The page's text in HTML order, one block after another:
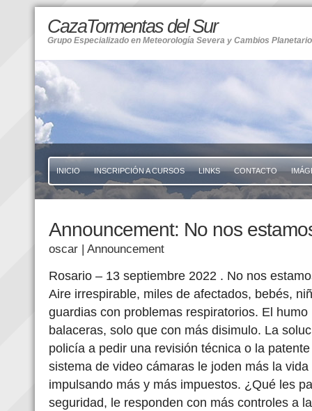
CazaTormentas del Sur
Grupo Especializado en Meteorología Severa y Cambios
INICIO INSCRIPCIÓN A CURSOS LINKS CONTACTO
Announcement: No nos
oscar | Announcement
Rosario – 13 septiembre 2022 . No nos
Aire irrespirable, miles de afectados, bebés,
guardias con problemas respiratorios. El
balaceras, solo que con más disimulo. La
policía a pedir una revisión técnica o la
sistema de video cámaras le joden más la
impulsando más y más impuestos. ¿Qué les
seguridad, le responden con más controles a